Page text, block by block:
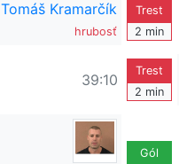
Tomáš Kramarčík
hrubosť
Trest
2 min
39:10
Trest
2 min
Gól